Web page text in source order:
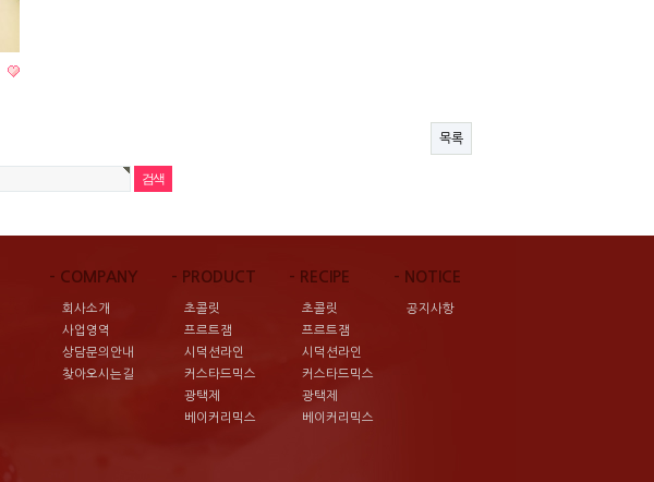
목록
- COMPANY
회사소개
사업영역
상담문의안내
찾아오시는길
- PRODUCT
초콜릿
프르트잼
시덕션라인
커스타드믹스
광택제
베이커리믹스
- RECIPE
초콜릿
프르트잼
시덕션라인
커스타드믹스
광택제
베이커리믹스
- NOTICE
공지사항